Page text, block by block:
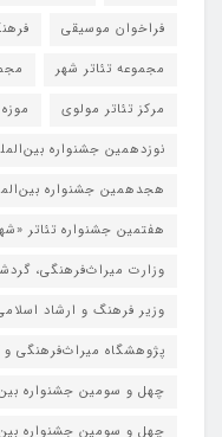
فراخوان موسیقی
مجموعه تئاتر شهر
مرکز تئاتر مولوی
نوزدهمین جشنواره
هجدهمین جشنواره
هفتمین جشنواره تئاتر
وزارت میراث‌فرهنگی،
وزیر فرهنگ و ارشاد
پژوهشگاه میراث‌فرهنگی
چهل و سومین جشنواره بین
چهل و سومین جشنواره